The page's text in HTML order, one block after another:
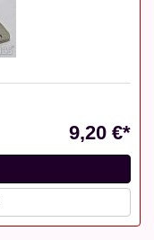
9,20 €*